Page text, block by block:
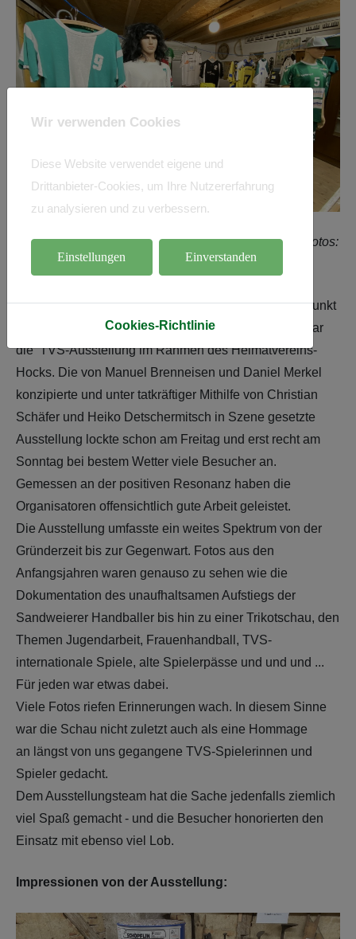
Kleider machen Leute - Trikots im Wandel der Zeit. Fotos:
Daniel Merkel
15. September 2025.Ein weiterer Programm-Höhepunkt
des Jubiläums "100 Jahre Handball in Sandweier" war
die TVS-Ausstellung im Rahmen des Heimatvereins-
Hocks. Die von Manuel Brenneisen und Daniel Merkel
konzipierte und unter tatkräftiger Mithilfe von Christian
Schäfer und Heiko Detschermitsch in Szene gesetzte
Ausstellung lockte schon am Freitag und erst recht am
Sonntag bei bestem Wetter viele Besucher an.
Gemessen an der positiven Resonanz haben die
Organisatoren offensichtlich gute Arbeit geleistet.
Die Ausstellung umfasste ein weites Spektrum von der
Gründerzeit bis zur Gegenwart. Fotos aus den
Anfangsjahren waren genauso zu sehen wie die
Dokumentation des unaufhaltsamen Aufstiegs der
Sandweierer Handballer bis hin zu einer Trikotschau, den
Themen Jugendarbeit, Frauenhandball, TVS-
internationale Spiele, alte Spielerpässe und und und ...
Für jeden war etwas dabei.
Viele Fotos riefen Erinnerungen wach. In diesem Sinne
war die Schau nicht zuletzt auch als eine Hommage
an längst von uns gegangene TVS-Spielerinnen und
Spieler gedacht.
Dem Ausstellungsteam hat die Sache jedenfalls ziemlich
viel Spaß gemacht - und die Besucher honorierten den
Einsatz mit ebenso viel Lob.
Impressionen von der Ausstellung:
Wir verwenden Cookies
Diese Website verwendet eigene und
Drittanbieter-Cookies, um Ihre Nutzererfahrung
zu analysieren und zu verbessern.
Einstellungen Einverstanden
Cookies-Richtlinie